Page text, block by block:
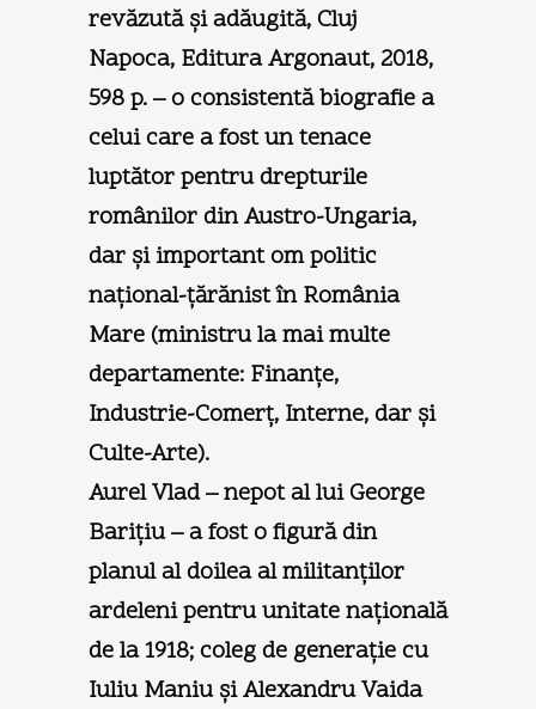
revăzută şi adăugită, Cluj
Napoca, Editura Argonaut, 2018,
598 p. – o consistentă biografie a
celui care a fost un tenace
luptător pentru drepturile
românilor din Austro-Ungaria,
dar şi important om politic
naţional-ţărănist în România
Mare (ministru la mai multe
departamente: Finanţe,
Industrie-Comerţ, Interne, dar şi
Culte-Arte).
Aurel Vlad – nepot al lui George
Bariţiu – a fost o figură din
planul al doilea al militanţilor
ardeleni pentru unitate naţională
de la 1918; coleg de generaţie cu
Iuliu Maniu şi Alexandru Vaida